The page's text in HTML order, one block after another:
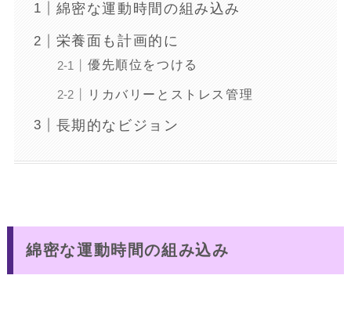
綿密な運動時間の組み込み
栄養面も計画的に
優先順位をつける
リカバリーとストレス管理
長期的なビジョン
綿密な運動時間の組み込み